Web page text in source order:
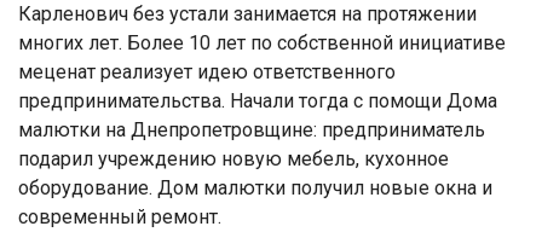
Карленович без устали занимается на протяжении
многих лет. Более 10 лет по собственной инициативе
меценат реализует идею ответственного
предпринимательства. Начали тогда с помощи Дома
малютки на Днепропетровщине: предприниматель
подарил учреждению новую мебель, кухонное
оборудование. Дом малютки получил новые окна и
современный ремонт.